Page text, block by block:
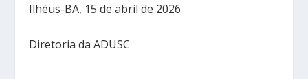
Ilhéus-BA, 15 de abril de 2026
Diretoria da ADUSC